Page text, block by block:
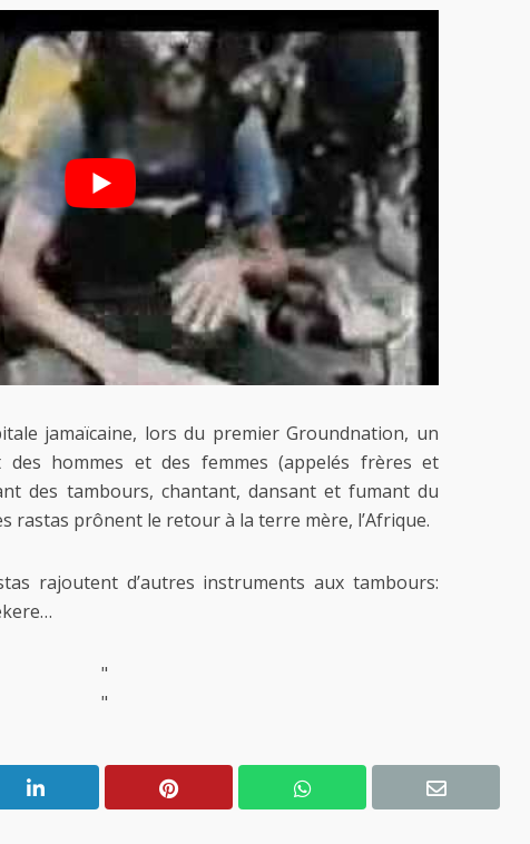
jamaïcaine, lors du premier Groundnation, un
des hommes et des femmes (appelés frères et
des tambours, chantant, dansant et fumant du
rastas prônent le retour à la terre mère, l’Afrique.
rajoutent d’autres instruments aux tambours:
"
"